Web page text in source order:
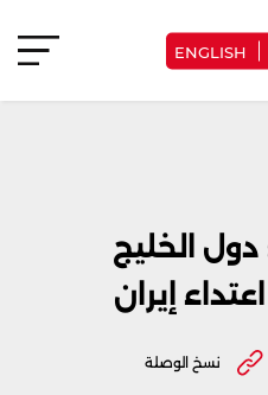
ENGLISH
دول الخليج
إيران
نسخ الوصلة